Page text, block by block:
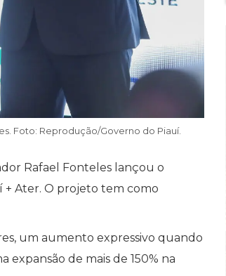
Foto: Reprodução/Governo do Piauí.
Rafael Fonteles lançou o
+ Ater. O projeto tem como
um aumento expressivo quando
de mais de 150% na